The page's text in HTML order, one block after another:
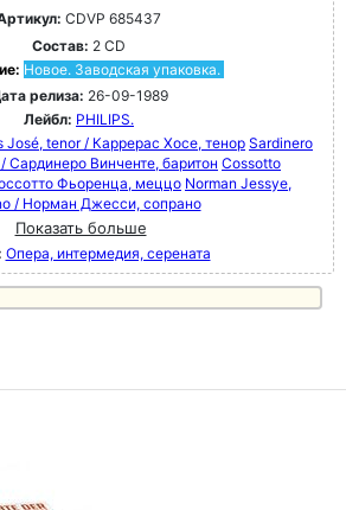
CDVP 685437
Состав: 2 CD
Новое. Заводская упаковка.
релиза: 26-09-1989
Лейбл: PHILIPS.
José, tenor / Каррерас Хосе, тенор Sardinero
Сардинеро Винченте, баритон Cossotto
Фьоренца, меццо Norman Jessye,
/ Норман Джесси, сопрано
Показать больше
Опера, интермедия, серената